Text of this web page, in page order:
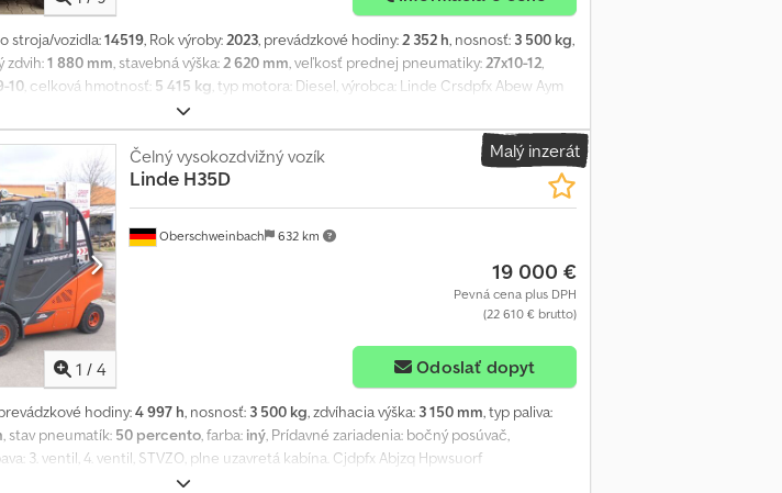
stroja/vozidla:14519, Rok výroby:2023, prevádzkové hodiny:2 352 h, nosnosť: 3 500 kg,
zdvih:1 880 mm, stavebná výška:2 620 mm, veľkosť prednej pneumatiky:27x10-12,
10, celková hmotnosť: 5 415 kg, typ motora: Diesel, výrobca: Linde Crsdpfx Abew Aym
Malý inzerát
1 / 4
Oberschweinbach 632 km
Čelný vysokozdvižný vozík
Linde H35D
19 000 €
Pevná cena plus DPH
(22 610 € brutto)
Odoslať dopyt
hodiny:4 997 h, nosnosť: 3 500 kg, zdvíhacia výška: 3 150 mm, typ paliva:
, stav pneumatík: 50 percento, farba: iný, Prídavné zariadenia: bočný posúvač,
3. ventil, 4. ventil, STVZO, plne uzavretá kabína. Cjdpfx Abjzq Hpwsuorf
n
e
v
i
a
c
a
k
o
1
o
p
y